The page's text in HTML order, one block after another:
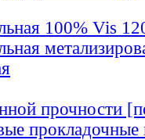
100% Vis
прочности
прокладочные